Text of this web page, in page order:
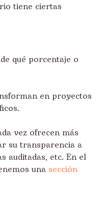
tiene ciertas
qué porcentaje o
en proyectos
vez ofrecen más
su transparencia a
auditadas, etc. En el
una sección